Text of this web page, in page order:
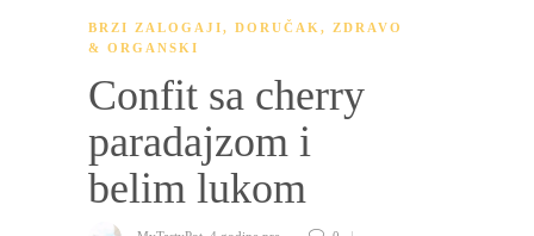
BRZI ZALOGAJI, DORUČAK , ZDRAVO
& ORGANSKI
Confit sa cherry
paradajzom i
belim lukom